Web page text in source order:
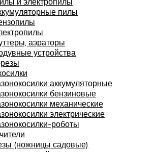
пилы
аэраторы
устройства
аккумуляторные
бензиновые
механические
электрические
роботы
(ножницы садовые)